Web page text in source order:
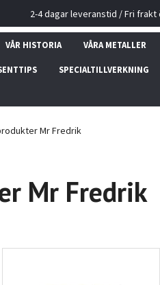
2-4 dagar leveranstid / Fri
VÅR HISTORIA VÅRA METALLER
SPECIALTILLVERKNING
Mr Fredrik
Mr Fredrik